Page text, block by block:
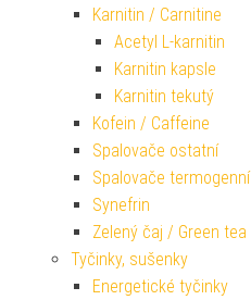
Karnitin / Carnitine
Acetyl L-karnitin
Karnitin kapsle
Karnitin tekutý
Kofein / Caffeine
Spalovače ostatní
Spalovače termogenní
Synefrin
Zelený čaj / Green tea
Tyčinky, sušenky
Energetické tyčinky